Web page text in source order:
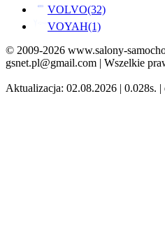
VOLVO(32)
VOYAH(1)
© 2009-2026 www.salony-
gsnet.pl@gmail.com | Wszelkie
Aktualizacja: 02.08.2026 | 0.028s.